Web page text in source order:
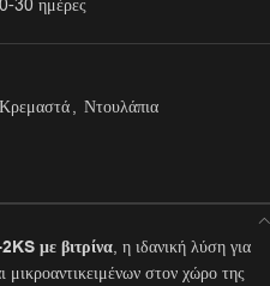
30 ημέρες
Κρεμαστά, Ντουλάπια
με βιτρίνα, η ιδανική λύση για
στον χώρο της